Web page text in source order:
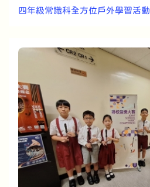
四年級常識科全方位戶外學習活動